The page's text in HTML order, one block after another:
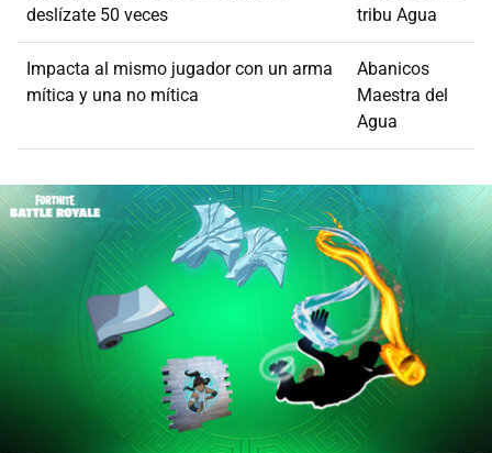
deslízate 50 veces
tribu Agua
Impacta al mismo jugador con un arma
mítica y una no mítica
Abanicos
Maestra del
Agua